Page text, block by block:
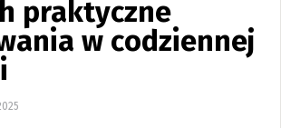
praktyczne
w codziennej